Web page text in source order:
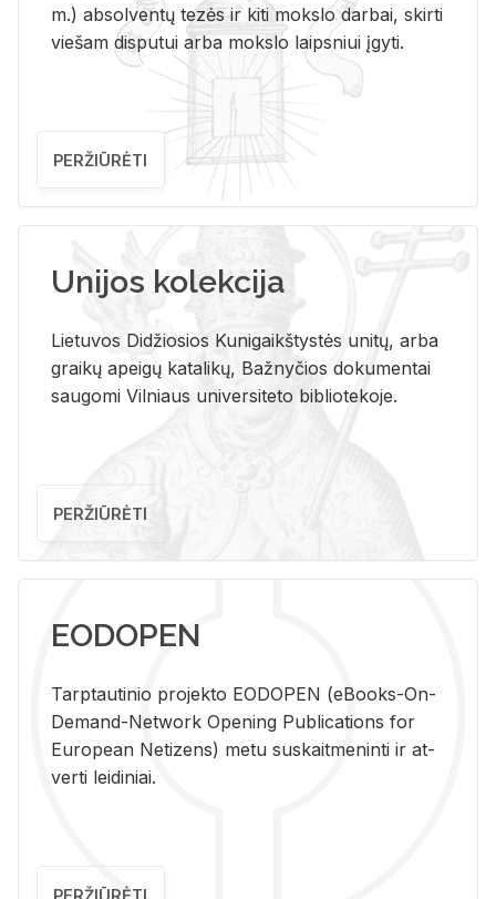
m.) absolventų tezės ir kiti mokslo darbai, skirti
viešam disputui arba mokslo laipsniui įgyti.
PERŽIŪRĖTI
Unijos kolekcija
Lietuvos Didžiosios Kunigaikštystės unitų, arba
graikų apeigų katalikų, Bažnyčios dokumentai
saugomi Vilniaus universiteto bibliotekoje.
PERŽIŪRĖTI
EODOPEN
Tarp­tau­ti­nio pro­jek­to EO­DO­PEN (eBo­oks-On-
De­mand-Ne­twork Ope­ning Pub­li­ca­tions for
Eu­ro­pe­an Ne­ti­zens) metu su­skait­me­nin­ti ir at­
ver­ti lei­di­niai.
PERŽIŪRĖTI